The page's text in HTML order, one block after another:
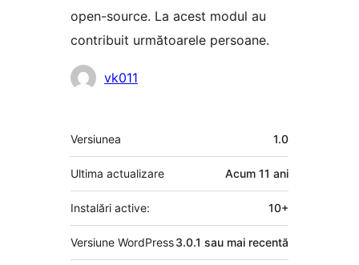
open-source. La acest modul au
contribuit următoarele persoane.
Contributori
vk011
Meta
Versiunea 1.0
Ultima actualizare Acum 11 ani
Instalări active: 10+
Versiune WordPress3.0.1 sau mai recentă